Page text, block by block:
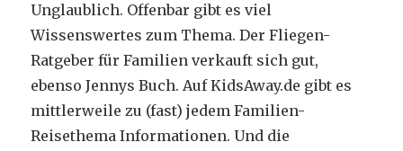
Unglaublich. Offenbar gibt es viel
Wissenswertes zum Thema. Der Fliegen-
Ratgeber für Familien verkauft sich gut,
ebenso Jennys Buch. Auf KidsAway.de gibt es
mittlerweile zu (fast) jedem Familien-
Reisethema Informationen. Und die